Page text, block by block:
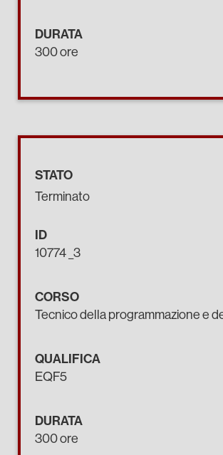
DURATA
300 ore
STATO
Terminato
ID
10774 _3
CORSO
Tecnico della programmazione e
QUALIFICA
EQF5
DURATA
300 ore